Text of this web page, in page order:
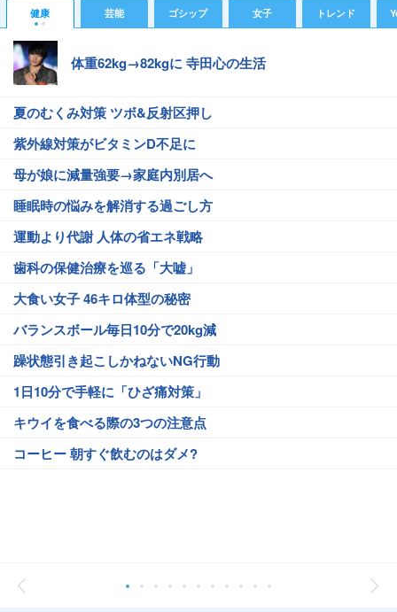
健康 芸能 ゴシップ 女子 トレンド
体重62kg→82kgに 寺田心の生活
夏のむくみ対策 ツボ&反射区押し
紫外線対策がビタミンD不足に
母が娘に減量強要→家庭内別居へ
睡眠時の悩みを解消する過ごし方
運動より代謝 人体の省エネ戦略
歯科の保健治療を巡る「大嘘」
大食い女子 46キロ体型の秘密
バランスボール毎日10分で20kg減
躁状態引き起こしかねないNG行動
1日10分で手軽に「ひざ痛対策」
キウイを食べる際の3つの注意点
コーヒー 朝すぐ飲むのはダメ?